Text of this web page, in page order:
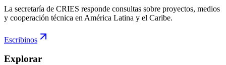
La secretaría de CRIES responde consultas sobre proyectos, medios
y cooperación técnica en América Latina y el Caribe.
Escribinos
Explorar